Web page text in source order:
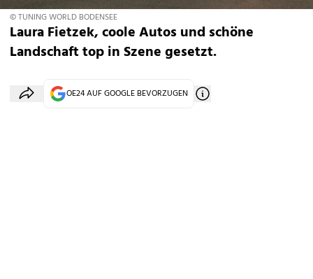
© TUNING WORLD BODENSEE
Laura Fietzek, coole Autos und schöne
Landschaft top in Szene gesetzt.
OE24 AUF GOOGLE BEVORZUGEN